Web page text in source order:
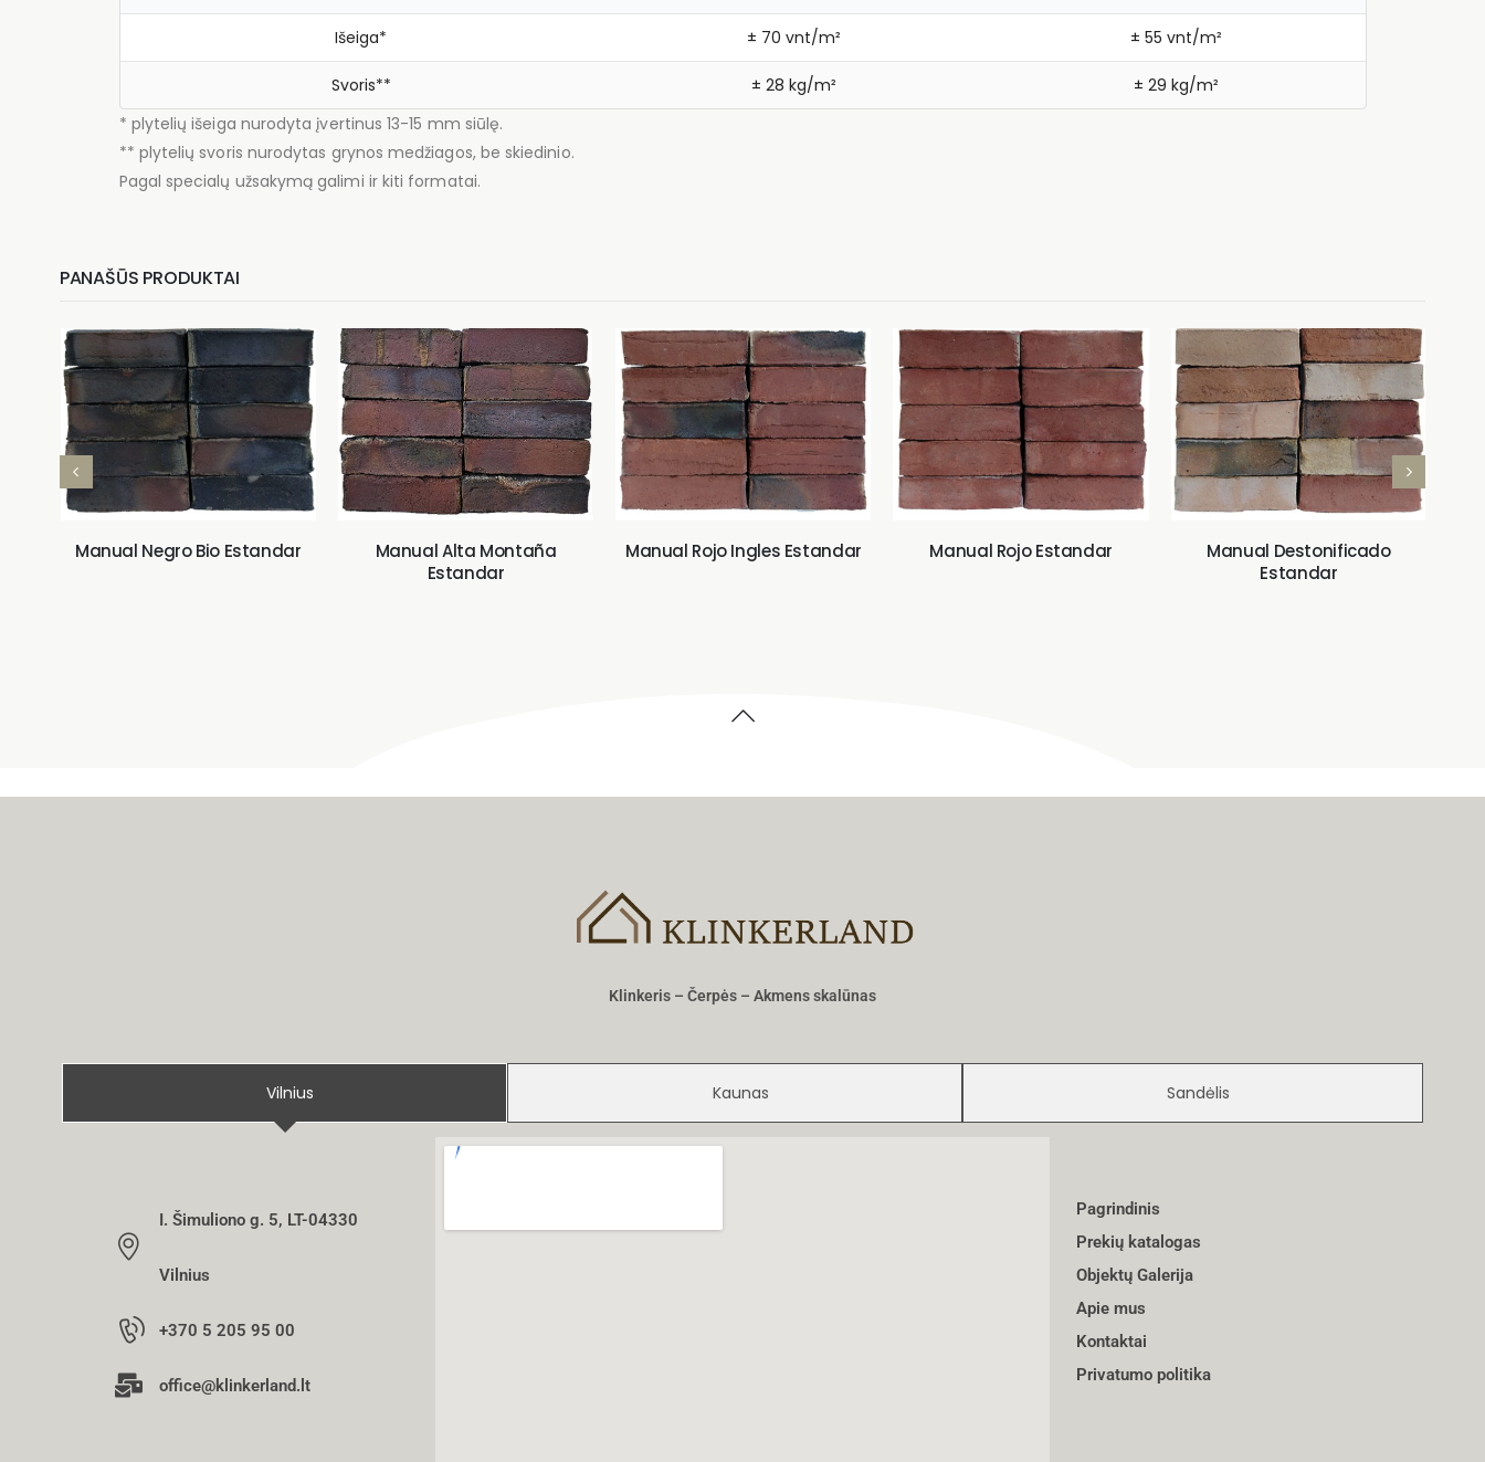
Išeiga* ± 70 vnt/m² ± 55 vnt/m²
Svoris** ± 28 kg/m²
± 29 kg/m²
* plytelių išeiga nurodyta įvertinus 13-15 mm siūlę.
** plytelių svoris nurodytas grynos medžiagos, be skiedinio.
Pagal specialų užsakymą galimi ir kiti formatai.
PANAŠŪS PRODUKTAI
Manual Negro Bio Estandar
Manual Alta Montaña
Estandar
Manual Rojo Ingles Estandar Manual Rojo Estandar
Manual Destonificado
Estandar
Klinkeris – Čerpės – Akmens skalūnas
Vilnius Kaunas Sandėlis
I. Šimuliono g. 5, LT-04330
Vilnius
+370 5 205 95 00
office@klinkerland.lt
Pagrindinis
Prekių katalogas
Objektų Galerija
Apie mus
Kontaktai
Privatumo politika